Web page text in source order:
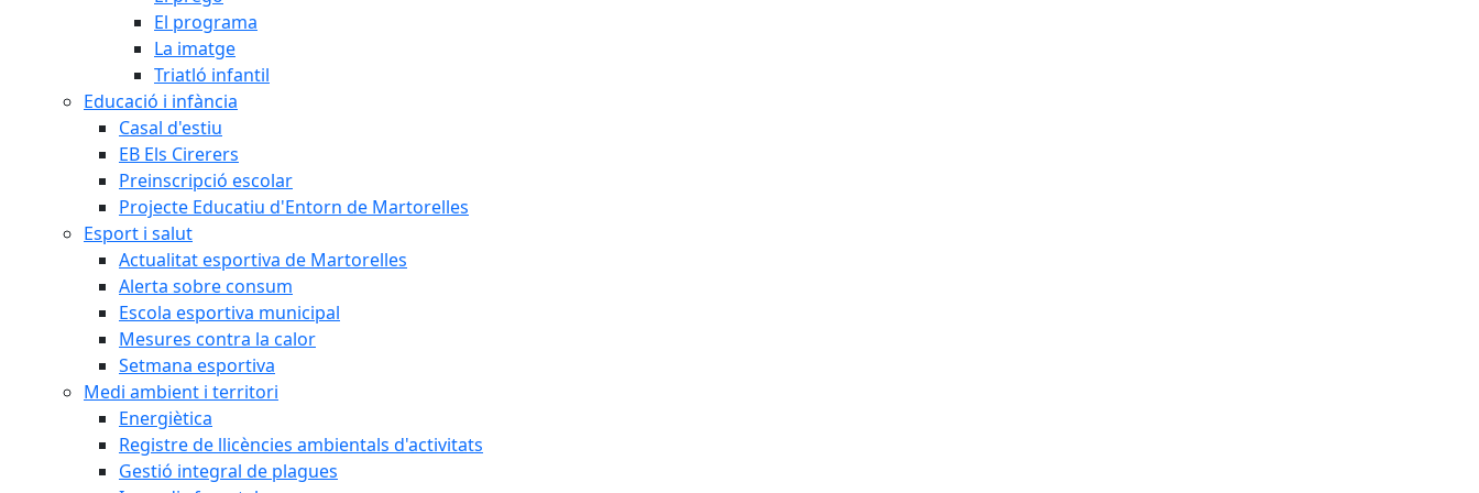
El programa
La imatge
Triatló infantil
Educació i infància
Casal d'estiu
EB Els Cirerers
Preinscripció escolar
Projecte Educatiu d'Entorn de Martorelles
Esport i salut
Actualitat esportiva de Martorelles
Alerta sobre consum
Escola esportiva municipal
Mesures contra la calor
Setmana esportiva
Medi ambient i territori
Energiètica
Registre de llicències ambientals d'activitats
Gestió integral de plagues